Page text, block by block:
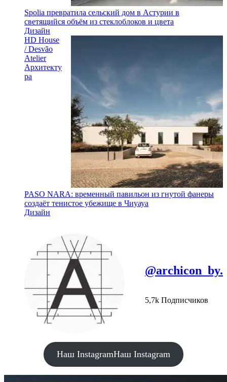
Spolia превратила сельский дом в Астурии в
светящийся объём из стеклоблоков и цвета
Дизайн
HD House
/ Desvão
Atelier
Архитекту
ра
PASO NARA: временный павильон из гнутой фанеры
создаёт тенистое убежище в Чиуауа
Дизайн
@archicon_by.
5,7k Подписчиков
Наш InstagramНаш Instagram